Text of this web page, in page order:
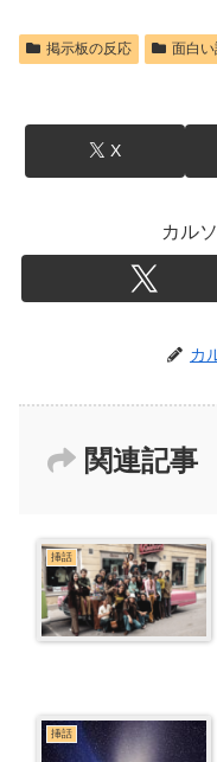
掲示板の反応 面白い
X
カル
カ
関連記事
挿話
挿話